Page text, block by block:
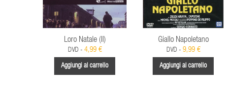
Loro Natale (Il)
DVD - 4,99 €
Aggiungi al carrello
Giallo Napoletano
DVD - 9,99 €
Aggiungi al carrello